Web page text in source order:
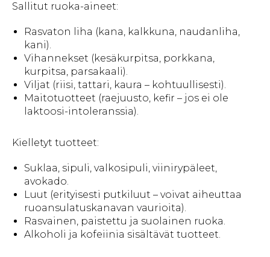
Sallitut ruoka-aineet:
Rasvaton liha (kana, kalkkuna, naudanliha,
kani).
Vihannekset (kesäkurpitsa, porkkana,
kurpitsa, parsakaali).
Viljat (riisi, tattari, kaura – kohtuullisesti).
Maitotuotteet (raejuusto, kefir – jos ei ole
laktoosi-intoleranssia).
Kielletyt tuotteet:
Suklaa, sipuli, valkosipuli, viinirypäleet,
avokado.
Luut (erityisesti putkiluut – voivat aiheuttaa
ruoansulatuskanavan vaurioita).
Rasvainen, paistettu ja suolainen ruoka.
Alkoholi ja kofeiinia sisältävät tuotteet.